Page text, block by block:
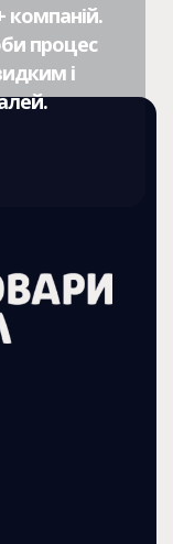
компаній.
процес
і